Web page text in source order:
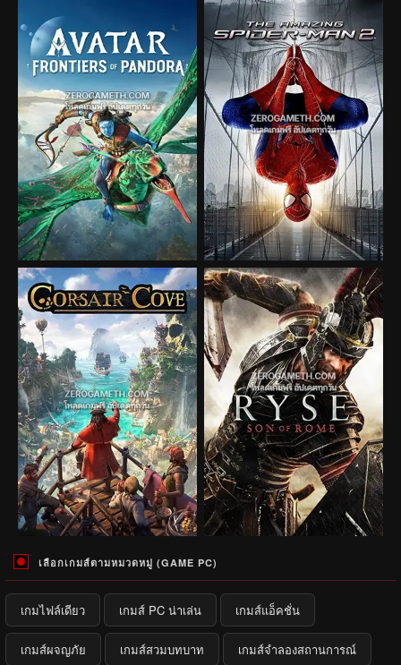
เลือกเกมส์ตามหมวดหมู่ (GAME PC)
เกมไฟล์เดียว เกมส์ PC น่าเล่น เกมส์แอ็คชั่น
เกมส์ผจญภัย เกมส์สวมบทบาท เกมส์จำลองสถานการณ์